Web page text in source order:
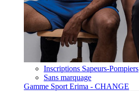
Inscriptions Sapeurs-Pompiers
Sans marquage
Gamme Sport Erima - CHANGE